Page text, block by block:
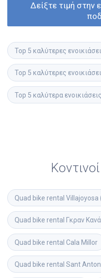
Δείξτε τιμή στην
Top 5 καλύτερες
Top 5 καλύτερες
Top 5 καλύτερα
Quad bike rental Villajoyosa
Quad bike rental Γκραν
Quad bike rental Cala Millor
Quad bike rental Sant